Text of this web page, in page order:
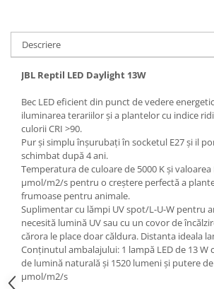
Teste apa
Furtune si conectori acvarii
Curatare acvarii
Conditioneri apa acvariu
Medii filtrante
Decoruri si plante artificiale
Accesorii acvarii
Piese de schimb
Pasari
Batoane
Colivii pentru pasari
Hrana pasari
Rozatoare
Descriere
JBL Reptil LED Daylight 13W
Bec LED eficient din punct de vedere
iluminarea terariilor și a plantelor cu indice
culorii CRI >90.
Pur și simplu înșurubați în socketul E27 și il
schimbat după 4 ani.
Temperatura de culoare de 5000 K și valoarea
µmol/m2/s pentru o creștere perfectă a
frumoase pentru animale.
Suplimentar cu lămpi UV spot/L-U-W pentru
necesită lumină UV sau cu un covor de
cărora le place doar căldura. Distanta ideala
Conținutul ambalajului: 1 lampă LED de 13 W
de lumină naturală și 1520 lumeni și putere
µmol/m2/s